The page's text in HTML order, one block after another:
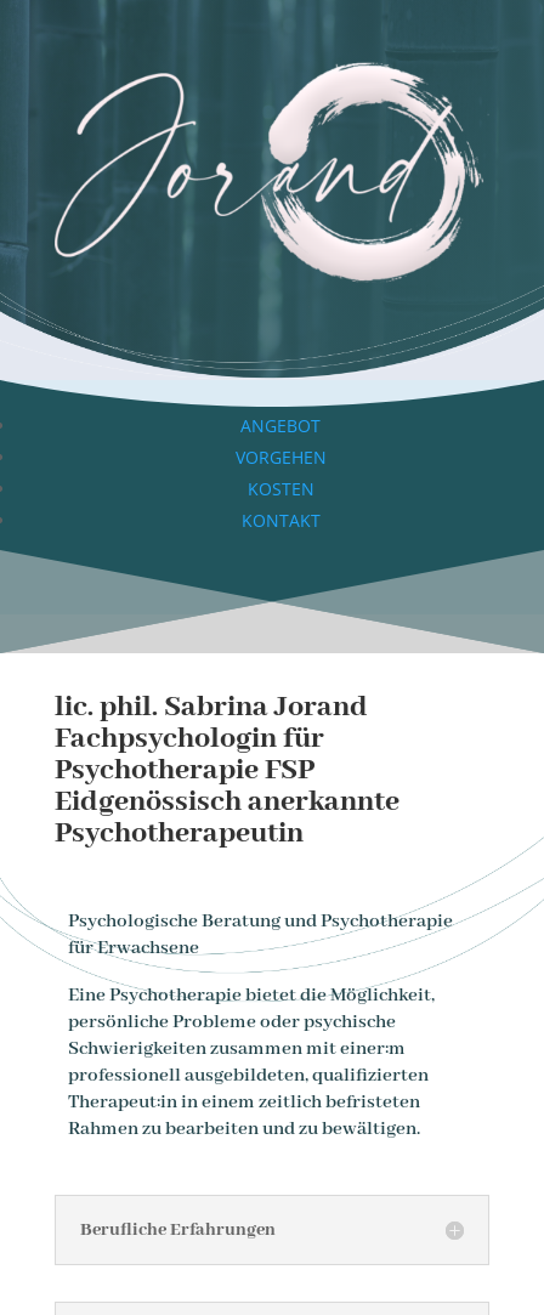
ANGEBOT
VORGEHEN
KOSTEN
KONTAKT
lic. phil. Sabrina Jorand
Fachpsychologin für
Psychotherapie FSP
Eidgenössisch anerkannte
Psychotherapeutin
Psychologische Beratung und Psychotherapie
für Erwachsene
Eine Psychotherapie bietet die Möglichkeit,
persönliche Probleme oder psychische
Schwierigkeiten zusammen mit einer:m
professionell ausgebildeten, qualifizierten
Therapeut:in in einem zeitlich befristeten
Rahmen zu bearbeiten und zu bewältigen.
Berufliche Erfahrungen